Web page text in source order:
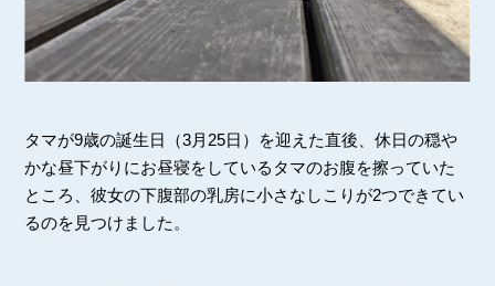
タマが9歳の誕生日（3月25日）を迎えた直後、休日の穏や
かな昼下がりにお昼寝をしているタマのお腹を擦っていた
ところ、彼女の下腹部の乳房に小さなしこりが2つできてい
るのを見つけました。